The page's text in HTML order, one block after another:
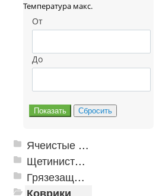
Температура макс.
От
До
Ячеистые грязезащитные покрытия
Щетинистые покрытия
Грязезащитные, влаговпитывающие покрытия
Коврики